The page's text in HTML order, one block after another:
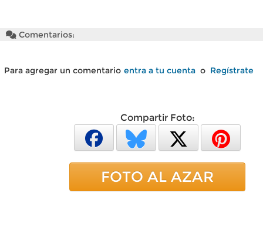
Comentarios:
Para agregar un comentario entra a tu cuenta o Regístrate
Compartir Foto:
FOTO AL AZAR